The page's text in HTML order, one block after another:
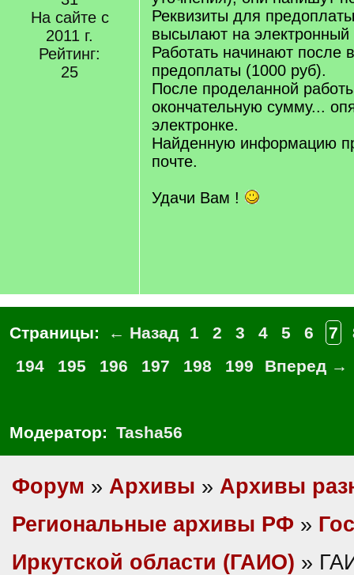
На сайте с
2011 г.
Рейтинг:
25
Реквизиты для
высылают на электронный
Работать начинают после
предоплаты (1000 руб).
После проделанной
окончательную сумму...
электронке.
Найденную информацию
почте.
Удачи Вам !
Страницы: ← Назад 1 2 3 4 5 6 7
194
195 196 197 198 199 Вперед →
Модератор: Tasha56
Форум » Архивы » Архивы
Региональные архивы РФ »
Иркутской области (ГАИО) »